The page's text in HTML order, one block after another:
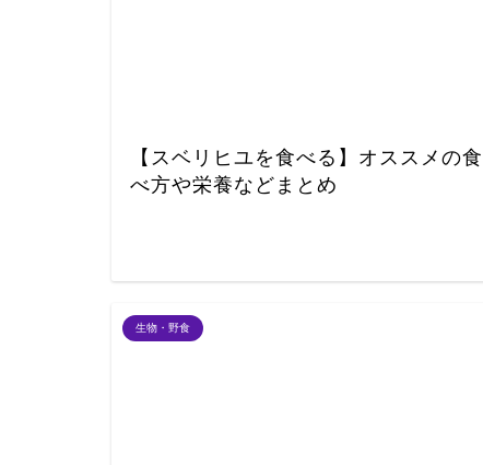
【スベリヒユを食べる】オススメの食
べ方や栄養などまとめ
生物・野食